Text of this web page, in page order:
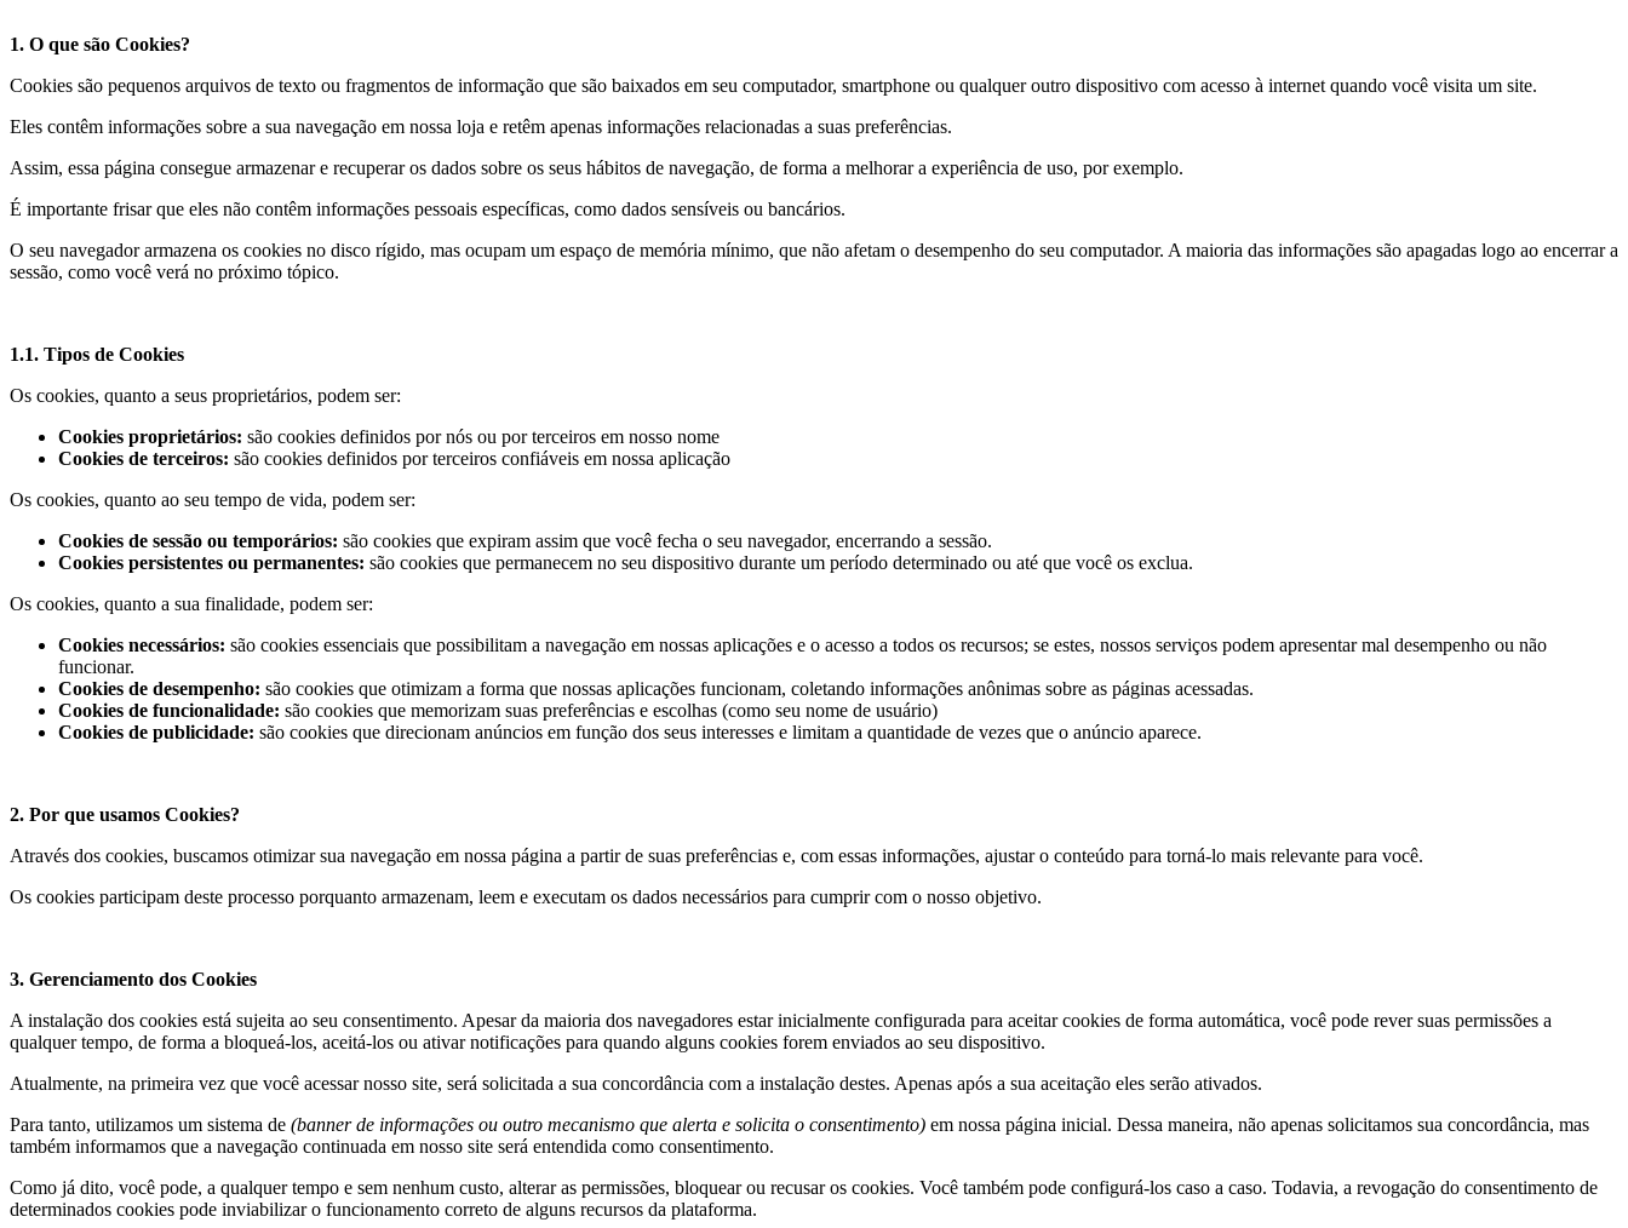
1. O que são Cookies?
Cookies são pequenos arquivos de texto ou fragmentos de informação que são baixados em seu computador, smartphone ou qualquer outro dispositivo com acesso à internet quando você visita um site.
Eles contêm informações sobre a sua navegação em nossa loja e retêm apenas informações relacionadas a suas preferências.
Assim, essa página consegue armazenar e recuperar os dados sobre os seus hábitos de navegação, de forma a melhorar a experiência de uso, por exemplo.
É importante frisar que eles não contêm informações pessoais específicas, como dados sensíveis ou bancários.
O seu navegador armazena os cookies no disco rígido, mas ocupam um espaço de memória mínimo, que não afetam o desempenho do seu computador. A maioria das informações são apagadas logo ao encerrar a
sessão, como você verá no próximo tópico.
1.1. Tipos de Cookies
Os cookies, quanto a seus proprietários, podem ser:
Cookies proprietários: são cookies definidos por nós ou por terceiros em nosso nome
Cookies de terceiros: são cookies definidos por terceiros confiáveis em nossa aplicação
Os cookies, quanto ao seu tempo de vida, podem ser:
Cookies de sessão ou temporários: são cookies que expiram assim que você fecha o seu navegador, encerrando a sessão.
Cookies persistentes ou permanentes: são cookies que permanecem no seu dispositivo durante um período determinado ou até que você os exclua.
Os cookies, quanto a sua finalidade, podem ser:
Cookies necessários: são cookies essenciais que possibilitam a navegação em nossas aplicações e o acesso a todos os recursos; se estes, nossos serviços podem apresentar mal desempenho ou não
funcionar.
Cookies de desempenho: são cookies que otimizam a forma que nossas aplicações funcionam, coletando informações anônimas sobre as páginas acessadas.
Cookies de funcionalidade: são cookies que memorizam suas preferências e escolhas (como seu nome de usuário)
Cookies de publicidade: são cookies que direcionam anúncios em função dos seus interesses e limitam a quantidade de vezes que o anúncio aparece.
2. Por que usamos Cookies?
Através dos cookies, buscamos otimizar sua navegação em nossa página a partir de suas preferências e, com essas informações, ajustar o conteúdo para torná-lo mais relevante para você.
Os cookies participam deste processo porquanto armazenam, leem e executam os dados necessários para cumprir com o nosso objetivo.
3. Gerenciamento dos Cookies
A instalação dos cookies está sujeita ao seu consentimento. Apesar da maioria dos navegadores estar inicialmente configurada para aceitar cookies de forma automática, você pode rever suas permissões a
qualquer tempo, de forma a bloqueá-los, aceitá-los ou ativar notificações para quando alguns cookies forem enviados ao seu dispositivo.
Atualmente, na primeira vez que você acessar nosso site, será solicitada a sua concordância com a instalação destes. Apenas após a sua aceitação eles serão ativados.
Para tanto, utilizamos um sistema de (banner de informações ou outro mecanismo que alerta e solicita o consentimento) em nossa página inicial. Dessa maneira, não apenas solicitamos sua concordância, mas
também informamos que a navegação continuada em nosso site será entendida como consentimento.
Como já dito, você pode, a qualquer tempo e sem nenhum custo, alterar as permissões, bloquear ou recusar os cookies. Você também pode configurá-los caso a caso. Todavia, a revogação do consentimento de
determinados cookies pode inviabilizar o funcionamento correto de alguns recursos da plataforma.